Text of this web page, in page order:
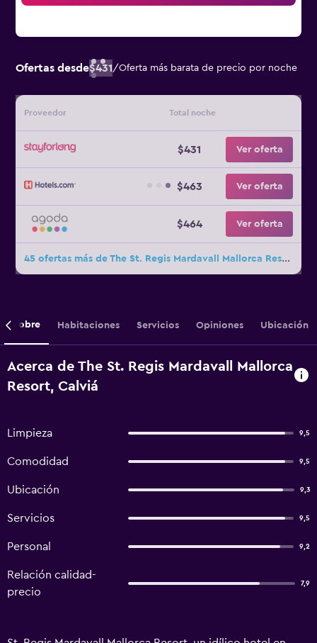
Ofertas desde$431/Oferta más barata de precio por noche
Proveedor Total noche
$431 Ver oferta
$463 Ver oferta
$464 Ver oferta
45 ofertas más de The St. Regis Mardavall Mallorca Resort
Sobre Habitaciones Servicios Opiniones Ubicación
Acerca de The St. Regis Mardavall Mallorca
Resort, Calviá
Limpieza 9,5
Comodidad 9,5
Ubicación 9,3
Servicios 9,5
Personal 9,2
Relación calidad-
precio
7,9